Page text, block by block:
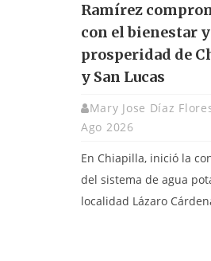
Ramírez
con el bienestar
prosperidad de
y San Lucas
Mary Jose Díaz
Ago 2026
En Chiapilla, inició la
del sistema de agua
localidad Lázaro